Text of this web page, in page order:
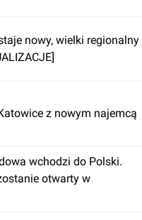
nowy, wielki regionalny
z nowym najemcą
wchodzi do Polski.
otwarty w